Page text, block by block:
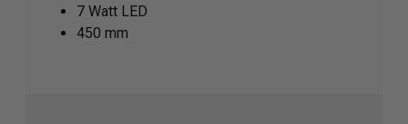
7 Watt LED
450 mm